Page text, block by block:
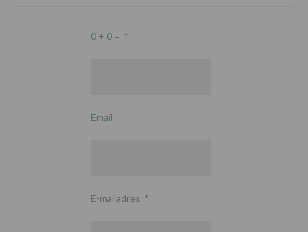
0 + 0 = *
Email
E-mailadres *